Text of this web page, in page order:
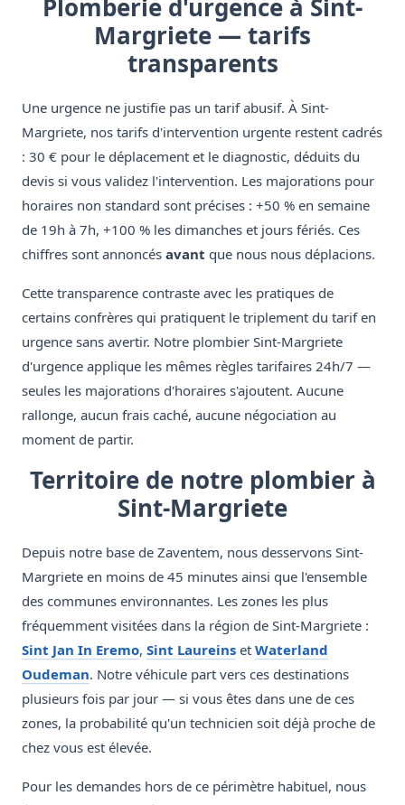
Plomberie d'urgence à Sint-
Margriete — tarifs
transparents
Une urgence ne justifie pas un tarif abusif. À Sint-
Margriete, nos tarifs d'intervention urgente restent cadrés
: 30 € pour le déplacement et le diagnostic, déduits du
devis si vous validez l'intervention. Les majorations pour
horaires non standard sont précises : +50 % en semaine
de 19h à 7h, +100 % les dimanches et jours fériés. Ces
chiffres sont annoncés avant que nous nous déplacions.
Cette transparence contraste avec les pratiques de
certains confrères qui pratiquent le triplement du tarif en
urgence sans avertir. Notre plombier Sint-Margriete
d'urgence applique les mêmes règles tarifaires 24h/7 —
seules les majorations d'horaires s'ajoutent. Aucune
rallonge, aucun frais caché, aucune négociation au
moment de partir.
Territoire de notre plombier à
Sint-Margriete
Depuis notre base de Zaventem, nous desservons Sint-
Margriete en moins de 45 minutes ainsi que l'ensemble
des communes environnantes. Les zones les plus
fréquemment visitées dans la région de Sint-Margriete :
Sint Jan In Eremo, Sint Laureins et Waterland
Oudeman. Notre véhicule part vers ces destinations
plusieurs fois par jour — si vous êtes dans une de ces
zones, la probabilité qu'un technicien soit déjà proche de
chez vous est élevée.
Pour les demandes hors de ce périmètre habituel, nous